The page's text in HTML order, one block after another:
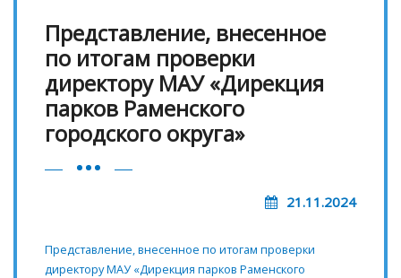
Представление, внесенное
по итогам проверки
директору МАУ «Дирекция
парков Раменского
городского округа»
21.11.2024
Представление, внесенное по итогам проверки
директору МАУ «Дирекция парков Раменского